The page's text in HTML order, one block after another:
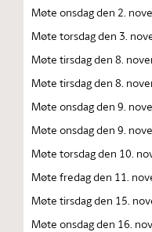
Møte onsdag den 2.
Møte torsdag den 3.
Møte tirsdag den 8.
Møte tirsdag den 8.
Møte onsdag den 9.
Møte onsdag den 9.
Møte torsdag den 10.
Møte fredag den 11.
Møte tirsdag den 15.
Møte onsdag den 16.